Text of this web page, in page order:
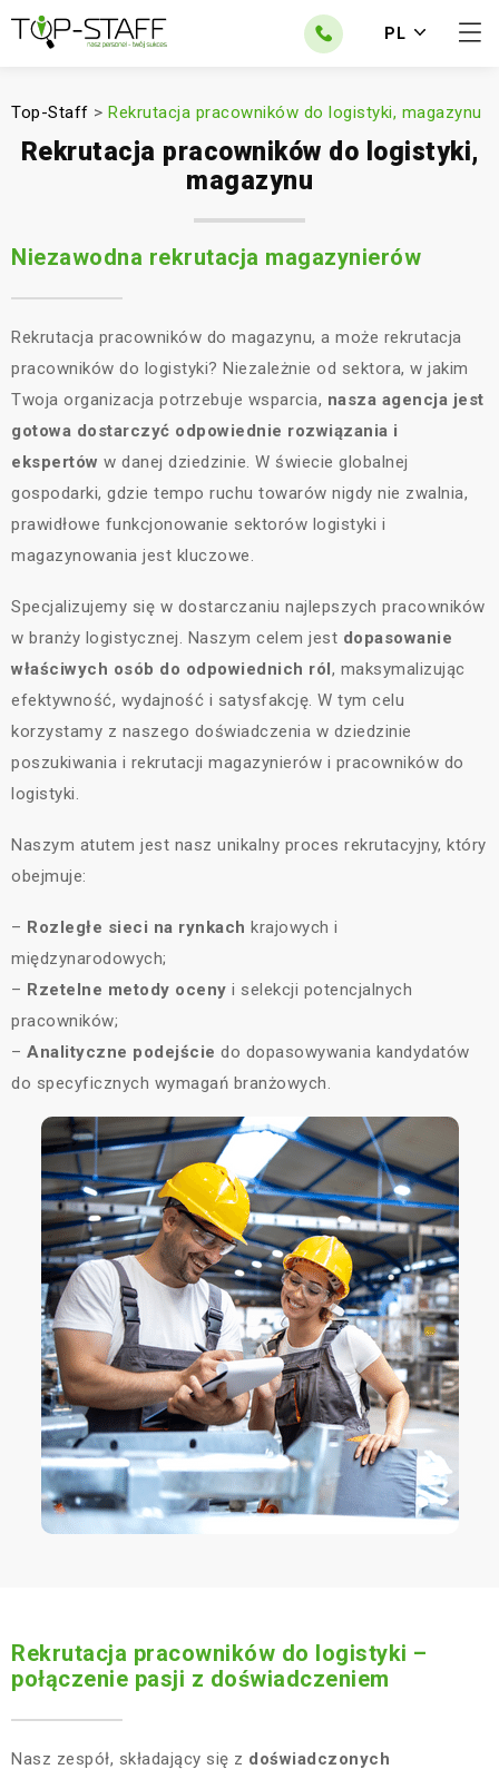
PL
Top-Staff > Rekrutacja pracowników do logistyki, magazynu
Rekrutacja pracowników do logistyki,
magazynu
Niezawodna rekrutacja magazynierów
Rekrutacja pracowników do magazynu, a może rekrutacja
pracowników do logistyki? Niezależnie od sektora, w jakim
Twoja organizacja potrzebuje wsparcia, nasza agencja jest
gotowa dostarczyć odpowiednie rozwiązania i
ekspertów w danej dziedzinie. W świecie globalnej
gospodarki, gdzie tempo ruchu towarów nigdy nie zwalnia,
prawidłowe funkcjonowanie sektorów logistyki i
magazynowania jest kluczowe.
Specjalizujemy się w dostarczaniu najlepszych pracowników
w branży logistycznej. Naszym celem jest dopasowanie
właściwych osób do odpowiednich ról, maksymalizując
efektywność, wydajność i satysfakcję. W tym celu
korzystamy z naszego doświadczenia w dziedzinie
poszukiwania i rekrutacji magazynierów i pracowników do
logistyki.
Naszym atutem jest nasz unikalny proces rekrutacyjny, który
obejmuje:
– Rozległe sieci na rynkach krajowych i
międzynarodowych;
– Rzetelne metody oceny i selekcji potencjalnych
pracowników;
– Analityczne podejście do dopasowywania kandydatów
do specyficznych wymagań branżowych.
Rekrutacja pracowników do logistyki –
połączenie pasji z doświadczeniem
Nasz zespół, składający się z doświadczonych